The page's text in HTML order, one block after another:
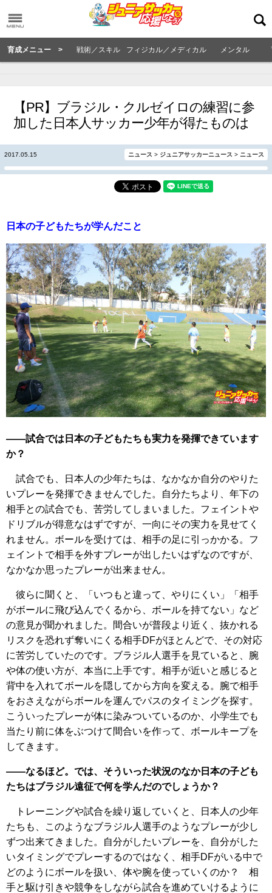
育成メニュー > 戦術／スキル フィジカル／メディカル メンタル
【PR】ブラジル・クルゼイロの練習に参
加した日本人サッカー少年が得たものは
2017.05.15 ニュース > ジュニアサッカーニュース > ニュース
日本の子どもたちが学んだこと
――試合では日本の子どもたちも実力を発揮できています
か？
試合でも、日本人の少年たちは、なかなか自分のやりた
いプレーを発揮できませんでした。自分たちより、年下の
相手との試合でも、苦労してしまいました。フェイントや
ドリブルが得意なはずですが、一向にその実力を見せてく
れません。ボールを受けては、相手の足に引っかかる。フ
ェイントで相手を外すプレーが出したいはずなのですが、
なかなか思ったプレーが出来ません。
彼らに聞くと、「いつもと違って、やりにくい」「相手
がボールに飛び込んでくるから、ボールを持てない」など
の意見が聞かれました。間合いが普段より近く、抜かれる
リスクを恐れず奪いにくる相手DFがほとんどで、その対応
に苦労していたのです。ブラジル人選手を見ていると、腕
や体の使い方が、本当に上手です。相手が近いと感じると
背中を入れてボールを隠してから方向を変える。腕で相手
をおさえながらボールを運んでパスのタイミングを探す。
こういったプレーが体に染みついているのか、小学生でも
当たり前に体をぶつけて間合いを作って、ボールキープを
してきます。
――なるほど。では、そういった状況のなか日本の子ども
たちはブラジル遠征で何を学んだのでしょうか？
トレーニングや試合を繰り返していくと、日本人の少年
たちも、このようなブラジル人選手のようなプレーが少し
ずつ出来てきました。自分がしたいプレーを、自分がした
いタイミングでプレーするのではなく、相手DFがいる中で
どのようにボールを扱い、体や腕を使っていくのか？ 相
手と駆け引きや競争をしながら試合を進めていけるように